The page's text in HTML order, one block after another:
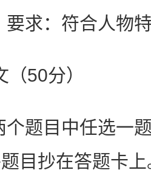
要求：符合人物
50分）
目中任选一题
目抄在答题卡上